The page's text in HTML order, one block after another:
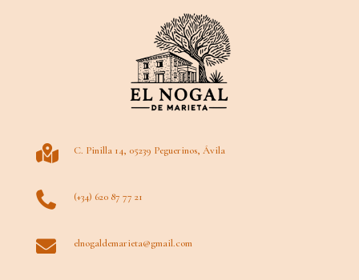
 C. Pinilla 14, 05239 Peguerinos, Ávila
 (+34) 620 87 77 21
 elnogaldemarieta@gmail.com